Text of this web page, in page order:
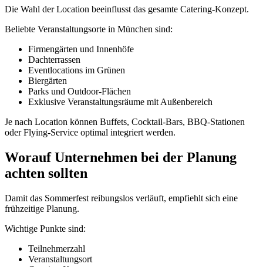
Die Wahl der Location beeinflusst das gesamte Catering-Konzept.
Beliebte Veranstaltungsorte in München sind:
Firmengärten und Innenhöfe
Dachterrassen
Eventlocations im Grünen
Biergärten
Parks und Outdoor-Flächen
Exklusive Veranstaltungsräume mit Außenbereich
Je nach Location können Buffets, Cocktail-Bars, BBQ-Stationen
oder Flying-Service optimal integriert werden.
Worauf Unternehmen bei der Planung
achten sollten
Damit das Sommerfest reibungslos verläuft, empfiehlt sich eine
frühzeitige Planung.
Wichtige Punkte sind:
Teilnehmerzahl
Veranstaltungsort